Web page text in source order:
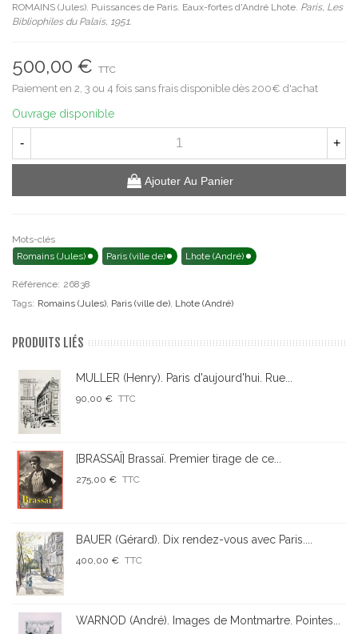
ROMAINS (Jules). Puissances de Paris. Eaux-fortes d'André Lhote. Paris, Les
Bibliophiles du Palais, 1951.
500,00 € TTC
Paiement en 2, 3 ou 4 fois sans frais disponible dès 200€ d'achat
Ouvrage disponible
- +
Ajouter Au Panier
Mots-clés
Romains (Jules)
Paris (ville de) Lhote (André)
Référence: 26838
Tags: Romains (Jules) Paris (ville de) Lhote (André)
PRODUITS LIÉS
MULLER (Henry). Paris d'aujourd'hui. Rue...
90,00 € TTC
[BRASSAÏ] Brassaï. Premier tirage de ce...
275,00 € TTC
BAUER (Gérard). Dix rendez-vous avec Paris....
400,00 € TTC
WARNOD (André). Images de Montmartre. Pointes...